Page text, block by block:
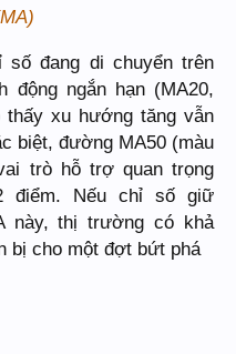
số đang di chuyển trên
động ngắn hạn (MA20,
xu hướng tăng vẫn
biệt, đường MA50 (màu
trò hỗ trợ quan trọng
điểm. Nếu chỉ số giữ
này, thị trường có khả
bị cho một đợt bứt phá